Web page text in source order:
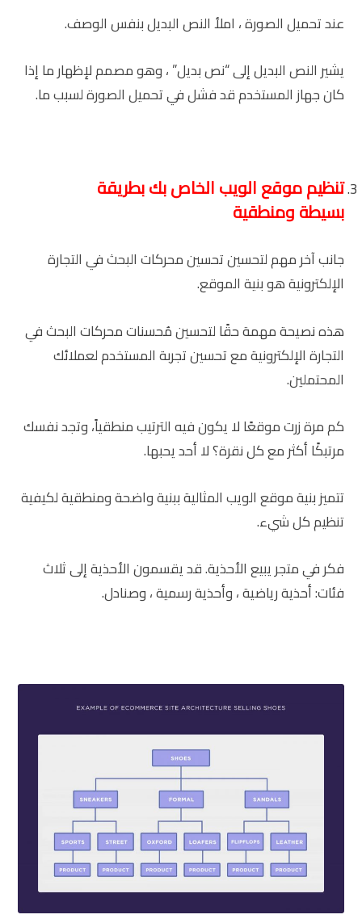
عند تحميل الصورة ، املأ النص البديل بنفس الوصف.
يشير النص البديل إلى “نص بديل” ، وهو مصمم لإظهار ما إذا
كان جهاز المستخدم قد فشل في تحميل الصورة لسبب ما.
تنظيم موقع الويب الخاص بك بطريقة
بسيطة ومنطقية
جانب آخر مهم لتحسين تحسين محركات البحث في التجارة
الإلكترونية هو بنية الموقع.
هذه نصيحة مهمة حقًا لتحسين مُحسنات محركات البحث في
التجارة الإلكترونية مع تحسين تجربة المستخدم لعملائك
المحتملين.
كم مرة زرت موقعًا لا يكون فيه الترتيب منطقياً، وتجد نفسك
مرتبكًا أكثر مع كل نقرة؟ لا أحد يحبها.
تتميز بنية موقع الويب المثالية ببنية واضحة ومنطقية لكيفية
تنظيم كل شيء.
فكر في متجر يبيع الأحذية. قد يقسمون الأحذية إلى ثلاث
فئات: أحذية رياضية ، وأحذية رسمية ، وصنادل.